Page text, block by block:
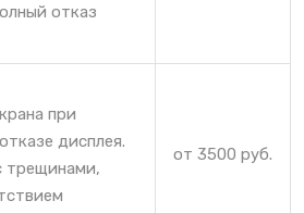
отказ
при
дисплея.
трещинами,
от 3500 руб.